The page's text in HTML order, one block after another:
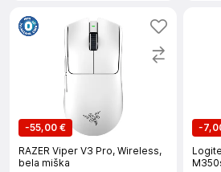
-55,00 €
RAZER Viper V3 Pro, Wireless,
bela miška
-